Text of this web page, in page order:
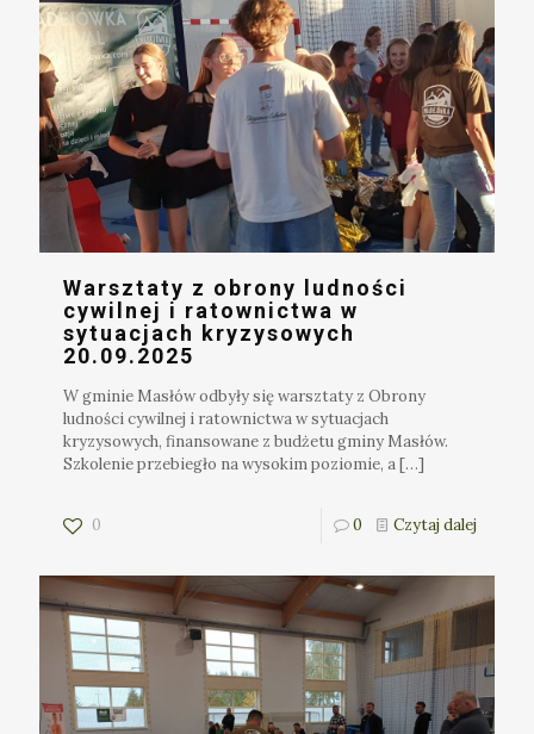
Warsztaty z obrony ludności
cywilnej i ratownictwa w
sytuacjach kryzysowych
20.09.2025
W gminie Masłów odbyły się warsztaty z Obrony
ludności cywilnej i ratownictwa w sytuacjach
kryzysowych, finansowane z budżetu gminy Masłów.
Szkolenie przebiegło na wysokim poziomie, a[…]
0 0 Czytaj dalej